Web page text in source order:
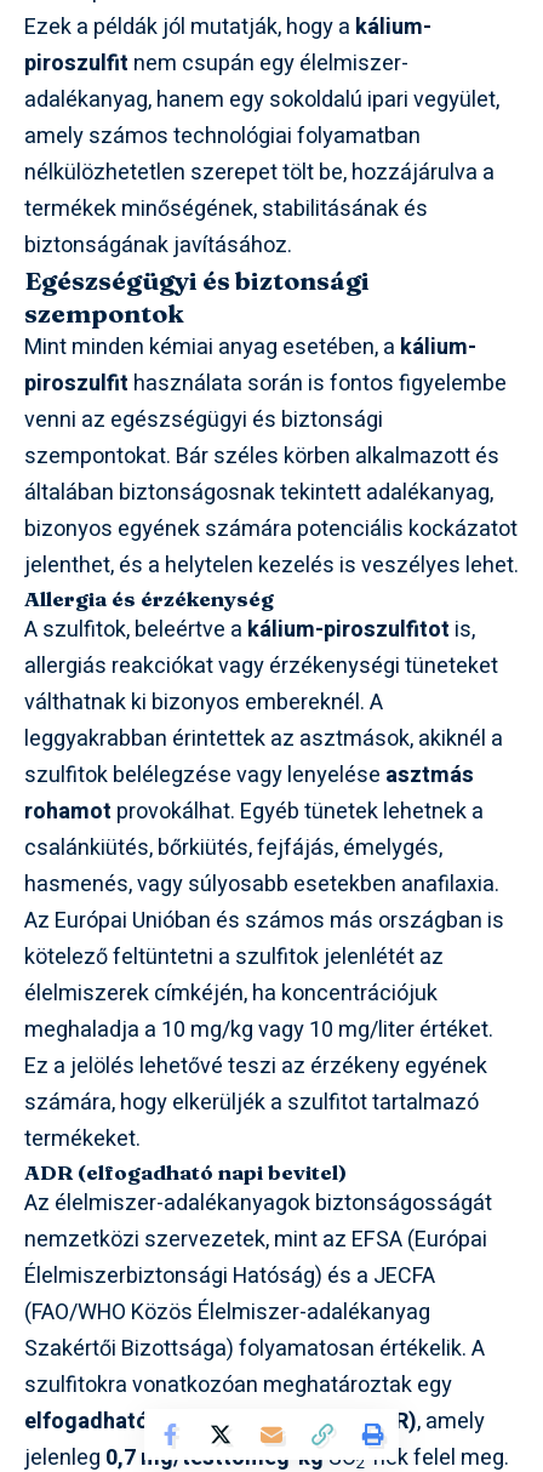
Ezek a példák jól mutatják, hogy a kálium-
piroszulfit nem csupán egy élelmiszer-
adalékanyag, hanem egy sokoldalú ipari vegyület,
amely számos technológiai folyamatban
nélkülözhetetlen szerepet tölt be, hozzájárulva a
termékek minőségének, stabilitásának és
biztonságának javításához.
Egészségügyi és biztonsági
szempontok
Mint minden kémiai anyag esetében, a kálium-
piroszulfit használata során is fontos figyelembe
venni az egészségügyi és biztonsági
szempontokat. Bár széles körben alkalmazott és
általában biztonságosnak tekintett adalékanyag,
bizonyos egyének számára potenciális kockázatot
jelenthet, és a helytelen kezelés is veszélyes lehet.
Allergia és érzékenység
A szulfitok, beleértve a kálium-piroszulfitot is,
allergiás reakciókat vagy érzékenységi tüneteket
válthatnak ki bizonyos embereknél. A
leggyakrabban érintettek az asztmások, akiknél a
szulfitok belélegzése vagy lenyelése asztmás
rohamot provokálhat. Egyéb tünetek lehetnek a
csalánkiütés, bőrkiütés, fejfájás, émelygés,
hasmenés, vagy súlyosabb esetekben anafilaxia.
Az Európai Unióban és számos más országban is
kötelező feltüntetni a szulfitok jelenlétét az
élelmiszerek címkéjén, ha koncentrációjuk
meghaladja a 10 mg/kg vagy 10 mg/liter értéket.
Ez a jelölés lehetővé teszi az érzékeny egyének
számára, hogy elkerüljék a szulfitot tartalmazó
termékeket.
ADR (elfogadható napi bevitel)
Az élelmiszer-adalékanyagok biztonságosságát
nemzetközi szervezetek, mint az EFSA (Európai
Élelmiszerbiztonsági Hatóság) és a JECFA
(FAO/WHO Közös Élelmiszer-adalékanyag
Szakértői Bizottsága) folyamatosan értékelik. A
szulfitokra vonatkozóan meghatároztak egy
elfogadható napi beviteli értéket (ADR), amely
jelenleg 0,7 mg/testtömeg-kg SO2 -nek felel meg.